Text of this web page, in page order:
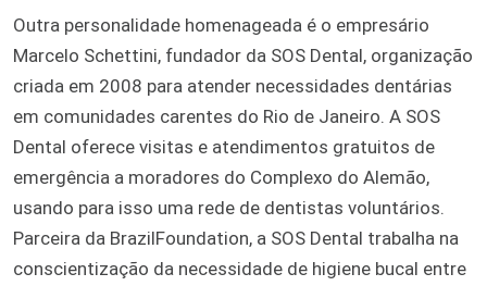
Outra personalidade homenageada é o empresário
Marcelo Schettini, fundador da SOS Dental, organização
criada em 2008 para atender necessidades dentárias
em comunidades carentes do Rio de Janeiro. A SOS
Dental oferece visitas e atendimentos gratuitos de
emergência a moradores do Complexo do Alemão,
usando para isso uma rede de dentistas voluntários.
Parceira da BrazilFoundation, a SOS Dental trabalha na
conscientização da necessidade de higiene bucal entre